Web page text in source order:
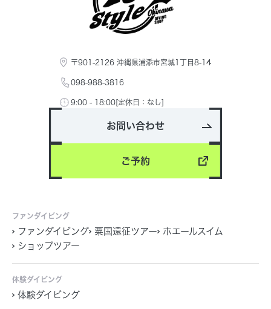
〒901-2126 沖縄県浦添市宮城1丁目8-14
098-988-3816
9:00 - 18:00[定休日：なし]
お問い合わせ
ご予約
ファンダイビング
ファンダイビング 粟国遠征ツアー
ホエールスイム
ショップツアー
体験ダイビング
体験ダイビング